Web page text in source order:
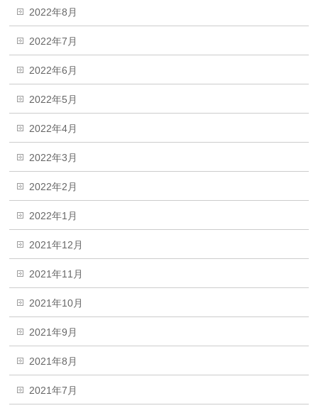
2022年8月
2022年7月
2022年6月
2022年5月
2022年4月
2022年3月
2022年2月
2022年1月
2021年12月
2021年11月
2021年10月
2021年9月
2021年8月
2021年7月